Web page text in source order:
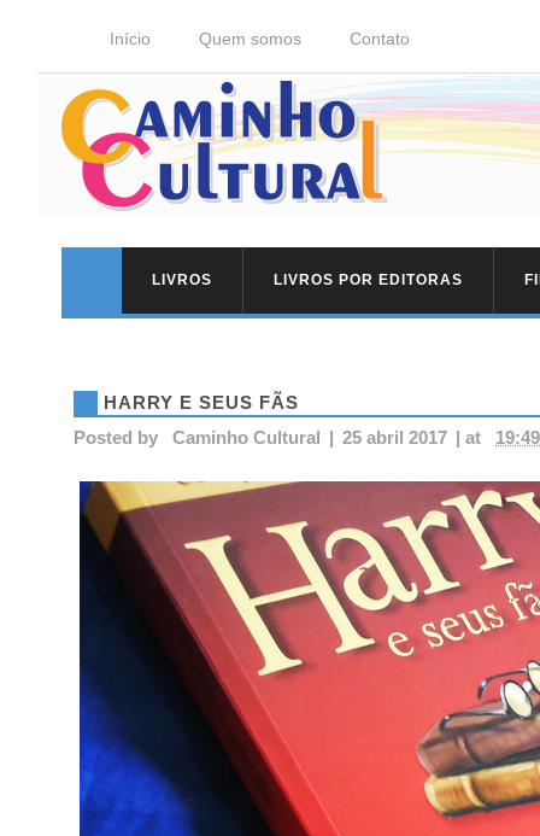
Início Quem somos Contato
LIVROS LIVROS POR EDITORAS
HARRY E SEUS FÃS
Posted by
Caminho Cultural | 25 abril 2017 | at 19:49